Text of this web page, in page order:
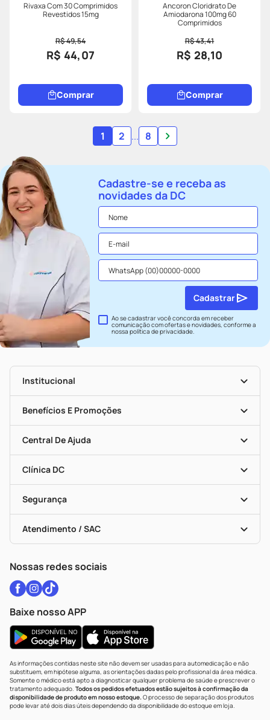
Rivaxa Com 30 Comprimidos
Revestidos 15mg
R$ 49,54
R$ 44,07
Comprar
Ancoron Cloridrato De
Amiodarona 100mg 60
Comprimidos
R$ 43,41
R$ 28,10
Comprar
1 2 ... 8
Cadastre-se e receba as
novidades da DC
Ao se cadastrar você concorda em receber
comunicação com ofertas e novidades, conforme a
nossapolítica de privacidade.
Cadastrar
Institucional
Nossas Lojas
Seja Uma Loja Parceira
Mapa De Categorias
Benefícios E Promoções
Convênios
Programa Popular Do Brasil
Encarte De Ofertas
Dermaclub
Cupons E Ofertas
Black Friday
Central De Ajuda
Recompra Programada
Alomed
Formas De Pagamento
Troca E Devolução
Bulas De A A Z
Políticas De Marketplace
Clínica DC
Serviços Farmacêuticos
Testes Rápidos
Autoteste Covid-19
Vacinas
Segurança
Portal Da Privacidade
Atendimento / SAC
Nossas redes sociais
Baixe nosso APP
As informações contidas neste site não devem ser usadas para automedicação e não
substituem, em hipótese alguma, as orientações dadas pelo profissional da área médica.
Somente o médico está apto a diagnosticar qualquer problema de saúde e prescrever o
tratamento adequado. Todos os pedidos efetuados estão sujeitos à confirmação da
disponibilidade de produto em nosso estoque.O processo de separação dos produtos
pode levar até dois dias úteis dependendo da disponibilidade do estoque em loja.